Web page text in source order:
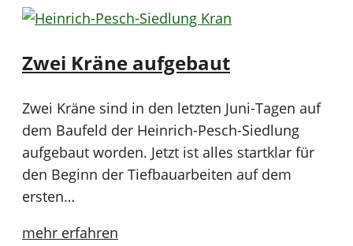
Zwei Kräne aufgebaut
Zwei Kräne sind in den letzten Juni-Tagen auf
dem Baufeld der Heinrich-Pesch-Siedlung
aufgebaut worden. Jetzt ist alles startklar für
den Beginn der Tiefbauarbeiten auf dem
ersten…
mehr erfahren